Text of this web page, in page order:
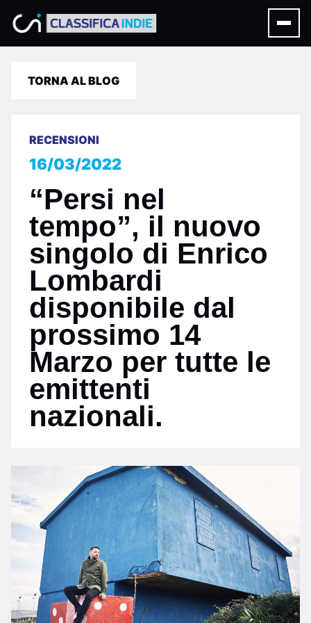
TORNA AL BLOG
RECENSIONI
16/03/2022
“Persi nel
tempo”, il nuovo
singolo di Enrico
Lombardi
disponibile dal
prossimo 14
Marzo per tutte le
emittenti
nazionali.